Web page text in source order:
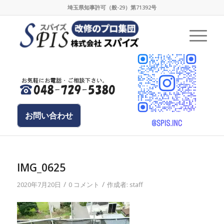
埼玉県知事許可（般-29）第71392号
お問い合わせ
IMG_0625
2020年7月20日 / 0 コメント / 作成者: staff